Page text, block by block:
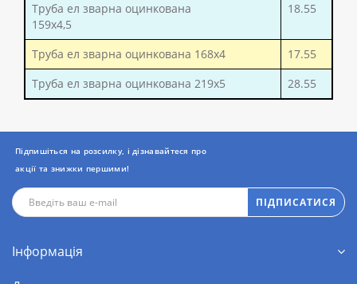
Труба ел зварна оцинкована
159x4,5
18.55
Труба ел зварна оцинкована 168x4
17.55
Труба ел зварна оцинкована 219x5
28.55
Підпишіться на розсилку, і дізнавайтеся про
акції та знижки першими!
ПІДПИСАТИСЯ
Інформація